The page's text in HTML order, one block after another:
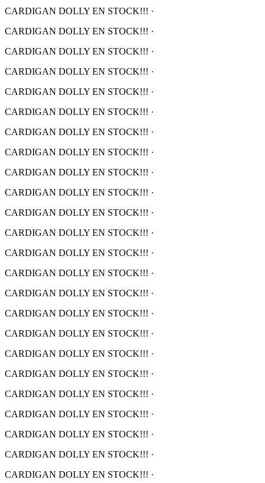
CARDIGAN DOLLY EN STOCK!!! ·
CARDIGAN DOLLY EN STOCK!!! ·
CARDIGAN DOLLY EN STOCK!!! ·
CARDIGAN DOLLY EN STOCK!!! ·
CARDIGAN DOLLY EN STOCK!!! ·
CARDIGAN DOLLY EN STOCK!!! ·
CARDIGAN DOLLY EN STOCK!!! ·
CARDIGAN DOLLY EN STOCK!!! ·
CARDIGAN DOLLY EN STOCK!!! ·
CARDIGAN DOLLY EN STOCK!!! ·
CARDIGAN DOLLY EN STOCK!!! ·
CARDIGAN DOLLY EN STOCK!!! ·
CARDIGAN DOLLY EN STOCK!!! ·
CARDIGAN DOLLY EN STOCK!!! ·
CARDIGAN DOLLY EN STOCK!!! ·
CARDIGAN DOLLY EN STOCK!!! ·
CARDIGAN DOLLY EN STOCK!!! ·
CARDIGAN DOLLY EN STOCK!!! ·
CARDIGAN DOLLY EN STOCK!!! ·
CARDIGAN DOLLY EN STOCK!!! ·
CARDIGAN DOLLY EN STOCK!!! ·
CARDIGAN DOLLY EN STOCK!!! ·
CARDIGAN DOLLY EN STOCK!!! ·
CARDIGAN DOLLY EN STOCK!!! ·